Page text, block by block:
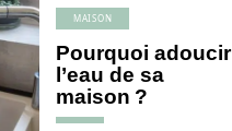
MAISON
Pourquoi adoucir
l’eau de sa
maison ?